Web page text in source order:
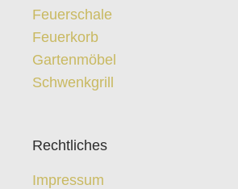
Feuerschale
Feuerkorb
Gartenmöbel
Schwenkgrill
Rechtliches
Impressum